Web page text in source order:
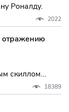
Роналду.
2022
отражению
скиллом
18389